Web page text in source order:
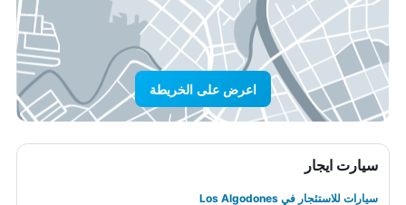
اعرض على الخريطة
سيارت ايجار
سيارات للاستئجار في Los Algodones